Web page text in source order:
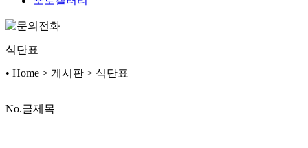
식단표
• Home > 게시판 > 식단표
No.글제목